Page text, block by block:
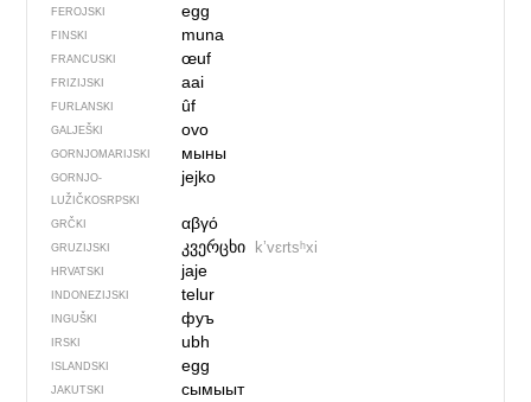
FEROJSKI egg
FINSKI muna
FRANCUSKI œuf
FRIZIJSKI aai
FURLANSKI ûf
GALJEŠKI ovo
GORNJOMARIJSKI мыны
GORNJO­
LUŽIČKOSRPSKI
jejko
GRČKI αβγό
GRUZIJSKI კვერცხი kʼvɛrtsʰxi
HRVATSKI jaje
INDONEZIJSKI telur
INGUŠKI фуъ
IRSKI ubh
ISLANDSKI egg
JAKUTSKI сымыыт